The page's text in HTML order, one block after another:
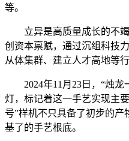
等。
立异是高质量成长的不竭
创资本禀赋，通过沉组科技
从体集群、建立人才高地等
2024年11月23日，“烛龙
灯，标记着这一手艺实现主
号”样机不只具备了初步的
基了的手艺根底。